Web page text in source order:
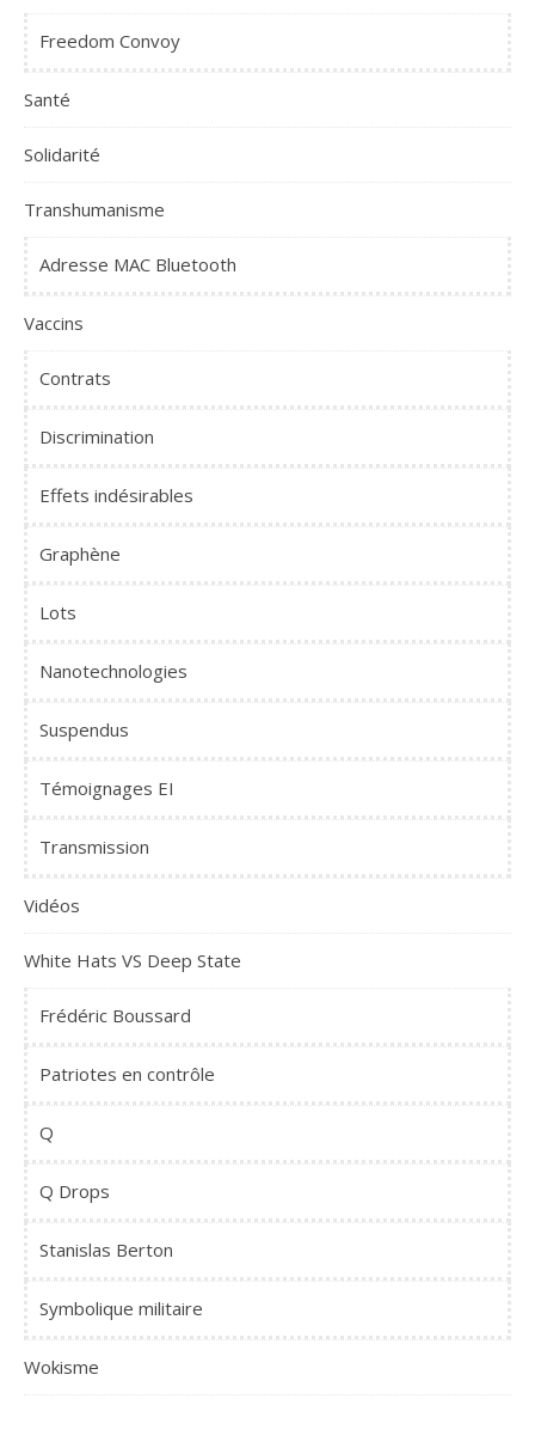
Freedom Convoy
Santé
Solidarité
Transhumanisme
Adresse MAC Bluetooth
Vaccins
Contrats
Discrimination
Effets indésirables
Graphène
Lots
Nanotechnologies
Suspendus
Témoignages EI
Transmission
Vidéos
White Hats VS Deep State
Frédéric Boussard
Patriotes en contrôle
Q
Q Drops
Stanislas Berton
Symbolique militaire
Wokisme